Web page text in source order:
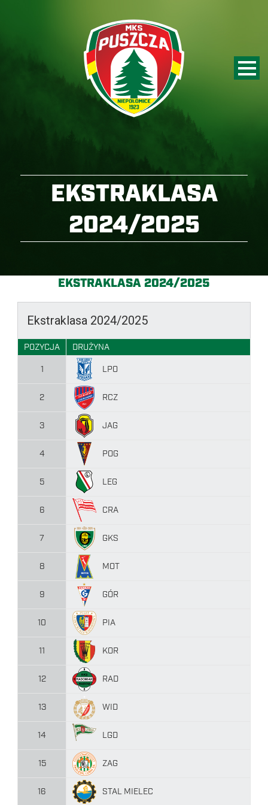
EKSTRAKLASA
2024/2025
EKSTRAKLASA 2024/2025
Ekstraklasa 2024/2025
POZYCJA DRUŻYNA
1 LPO
2 RCZ
3 JAG
4 POG
5 LEG
6 CRA
7 GKS
8 MOT
9 GÓR
10 PIA
11 KOR
12 RAD
13 WID
14 LGD
15 ZAG
16 STAL MIELEC